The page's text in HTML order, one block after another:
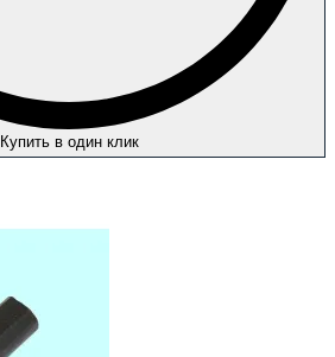
Купить в один клик